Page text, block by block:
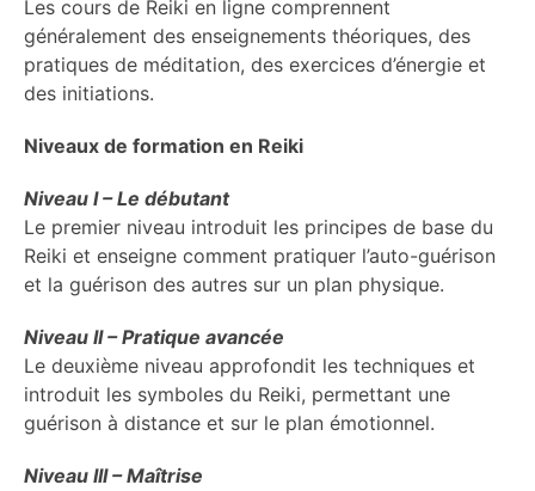
Les cours de Reiki en ligne comprennent
généralement des enseignements théoriques, des
pratiques de méditation, des exercices d’énergie et
des initiations.
Niveaux de formation en Reiki
Niveau I – Le débutant
Le premier niveau introduit les principes de base du
Reiki et enseigne comment pratiquer l’auto-guérison
et la guérison des autres sur un plan physique.
Niveau II – Pratique avancée
Le deuxième niveau approfondit les techniques et
introduit les symboles du Reiki, permettant une
guérison à distance et sur le plan émotionnel.
Niveau III – Maîtrise